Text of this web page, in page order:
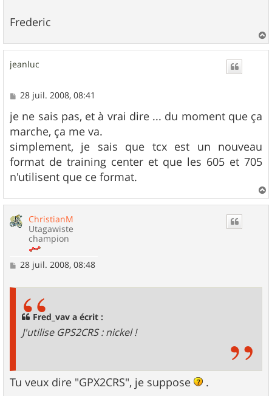
Frederic
a
jeanluc
M
s
s
a
g
e
28 juil. 2008, 08:41
je ne sais pas, et à vrai dire ... du moment que ça
marche, ça me va.
simplement, je sais que tcx est un nouveau
format de training center et que les 605 et 705
n'utilisent que ce format.
a
ChristianM
Utagawiste
champion
M
28 juil. 2008, 08:48
Fred_vav a écrit :
J'utilise GPS2CRS : nickel !
Tu veux dire "GPX2CRS", je suppose .